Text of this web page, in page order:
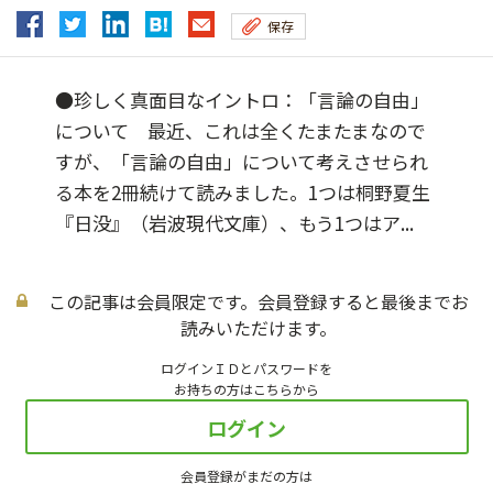
保存
●珍しく真面目なイントロ：「言論の自由」
について 最近、これは全くたまたまなので
すが、「言論の自由」について考えさせられ
る本を2冊続けて読みました。1つは桐野夏生
『日没』（岩波現代文庫）、もう1つはア...
この記事は会員限定です。会員登録すると最後までお
読みいただけます。
ログインＩＤとパスワードを
お持ちの方はこちらから
ログイン
会員登録がまだの方は